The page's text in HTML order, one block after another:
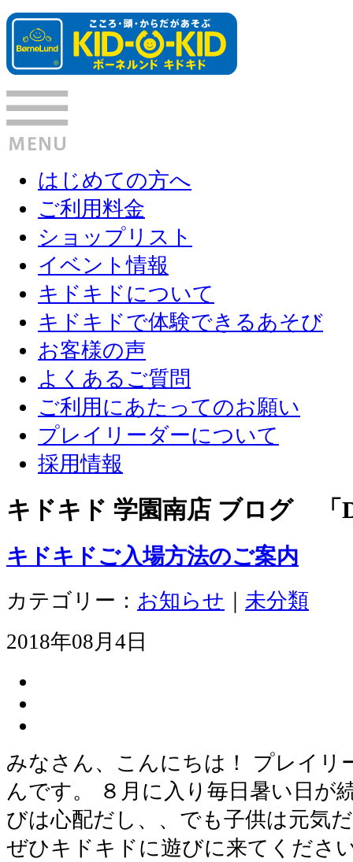
はじめての方へ
ご利用料金
ショップリスト
イベント情報
キドキドについて
キドキドで体験できるあそび
お客様の声
よくあるご質問
ご利用にあたってのお願い
プレイリーダーについて
採用情報
キドキド 学園南店 ブログ 「
キドキドご入場方法のご案内
カテゴリー： お知らせ
未分類
2018年08月4日
みなさん、こんにちは！ プレイリ
んです。 ８月に入り毎日暑い日が
びは心配だし、、でも子供は元気
ぜひキドキドに遊びに来てくださ